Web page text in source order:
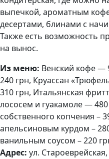
выпечкой, ароматным
десертами, блинами с
Также есть возможность
на вынос.
Из меню: Венский кофе —
240 грн, Круассан
310 грн, Итальянская
лососем и гуакамоле —
собственного копчения –
апельсиновым курдом –
ванильным соусом – 220
Адрес: ул. Староеврейская,